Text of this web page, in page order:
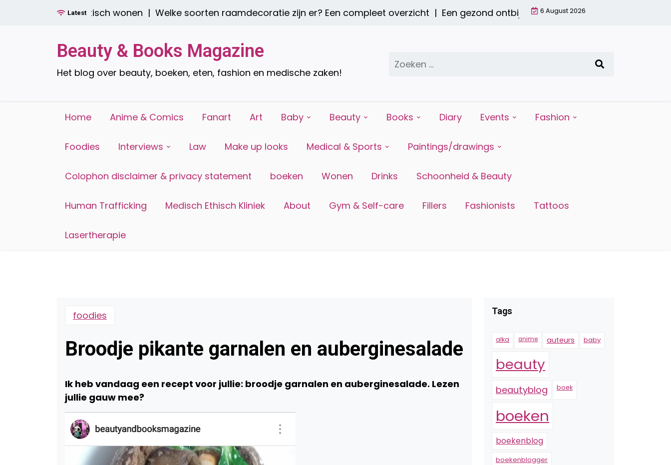
Latest
stijlvol én praktisch wonen |Welke soorten raamdecoratie zijn er? Een compleet overzicht |Een gezond ontbijt met een smoothie: waarom het
6 August 2026
Beauty & Books Magazine
Het blog over beauty, boeken, eten, fashion en medische zaken!
Zoeken
naar:
Home Anime & Comics Fanart Art Baby Beauty Books Diary Events Fashion
Foodies Interviews Law Make up looks Medical & Sports Paintings/drawings
Colophon disclaimer & privacy statement boeken Wonen Drinks Schoonheid & Beauty
Human Trafficking Medisch Ethisch Kliniek About Gym & Self-care Fillers Fashionists Tattoos
Lasertherapie
foodies
Broodje pikante garnalen en auberginesalade
Ik heb vandaag een recept voor jullie: broodje garnalen en auberginesalade. Lezen
jullie gauw mee?
Tags
alka anime auteurs baby
beauty
beautyblog boek
boeken
boekenblog
boekenblogger